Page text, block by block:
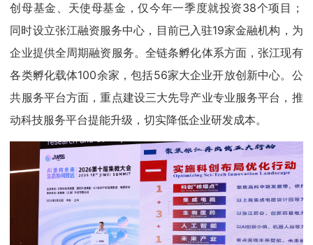
创母基金、天使母基金，仅今年一季度就投资38个项目；
同时设立张江融资服务中心，目前已入驻19家金融机构，为
企业提供全周期融资服务。全链条孵化体系方面，张江现有
各类孵化载体100余家，包括56家大企业开放创新中心。公
共服务平台方面，重点建设三大先导产业专业服务平台，推
动科技服务平台提能升级，切实降低企业研发成本。